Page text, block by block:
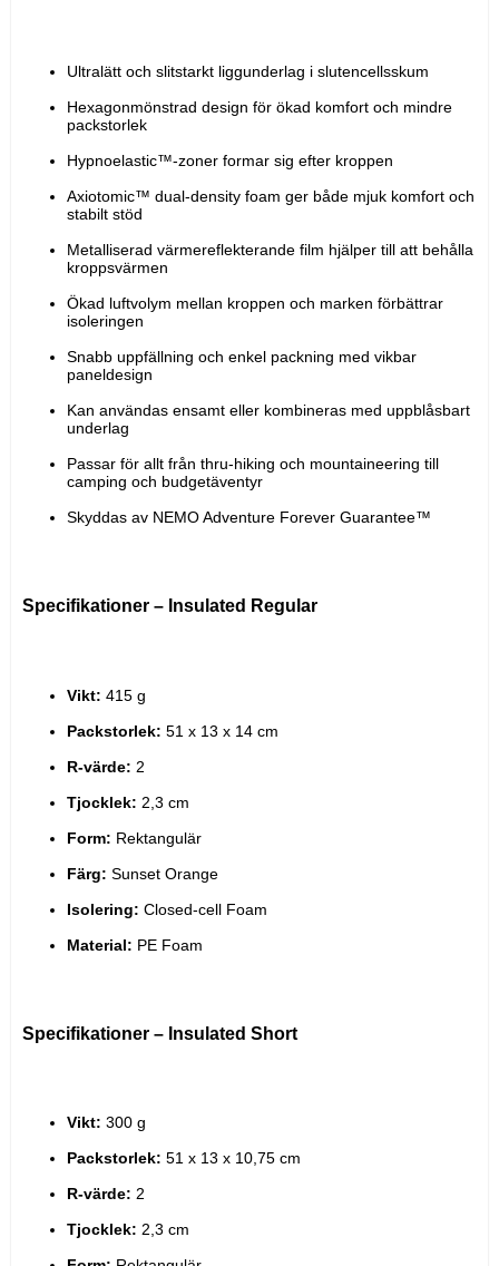
Ultralätt och slitstarkt liggunderlag i slutencellsskum
Hexagonmönstrad design för ökad komfort och mindre
packstorlek
Hypnoelastic™-zoner formar sig efter kroppen
Axiotomic™ dual-density foam ger både mjuk komfort och
stabilt stöd
Metalliserad värmereflekterande film hjälper till att behålla
kroppsvärmen
Ökad luftvolym mellan kroppen och marken förbättrar
isoleringen
Snabb uppfällning och enkel packning med vikbar
paneldesign
Kan användas ensamt eller kombineras med uppblåsbart
underlag
Passar för allt från thru-hiking och mountaineering till
camping och budgetäventyr
Skyddas av NEMO Adventure Forever Guarantee™
Specifikationer – Insulated Regular
Vikt: 415 g
Packstorlek: 51 x 13 x 14 cm
R-värde: 2
Tjocklek: 2,3 cm
Form: Rektangulär
Färg: Sunset Orange
Isolering: Closed-cell Foam
Material: PE Foam
Specifikationer – Insulated Short
Vikt: 300 g
Packstorlek: 51 x 13 x 10,75 cm
R-värde: 2
Tjocklek: 2,3 cm